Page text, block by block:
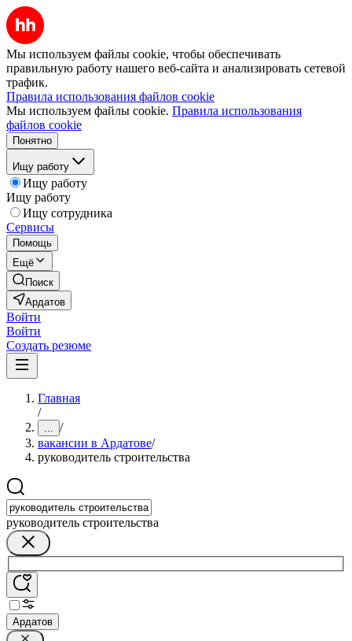
Мы используем файлы cookie, чтобы обеспечивать
правильную работу нашего веб-сайта и анализировать сетевой
трафик.
Правила использования файлов cookie
Мы используем файлы cookie. Правила использования
файлов cookie
Понятно
Ищу работу
Ищу работу
Ищу работу
Ищу сотрудника
Сервисы
Помощь
Ещё
Поиск
Ардатов
Войти
Войти
Создать резюме
Главная
/
... /
вакансии в Ардатове/
руководитель строительства
руководитель строительства
Ардатов